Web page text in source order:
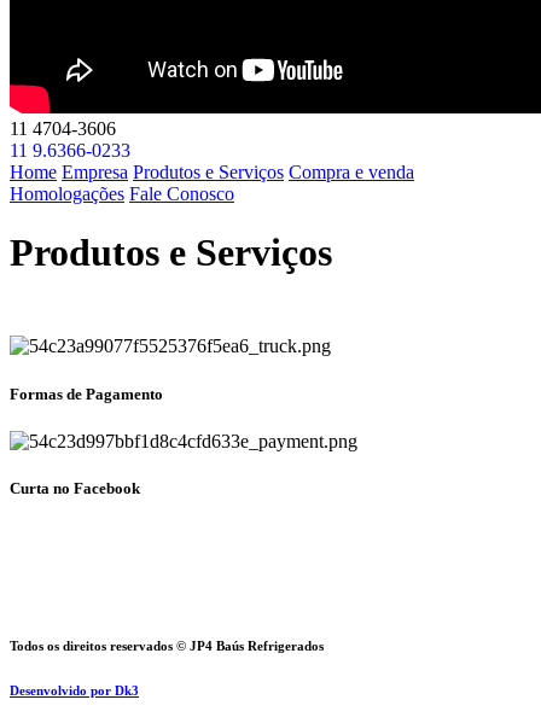
11 4704-3606
11 9.6366-0233
Home Empresa Produtos e Serviços Compra e venda
Homologações Fale Conosco
Produtos e Serviços
Formas de Pagamento
Curta no Facebook
Todos os direitos reservados © JP4 Baús Refrigerados
Desenvolvido por Dk3